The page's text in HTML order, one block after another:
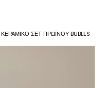
ΚΕΡΑΜΙΚΌ ΣΕΤ ΠΡΩΪΝΟΎ BUBLES